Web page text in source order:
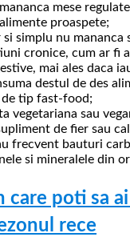
mese
proaspete;
simplu nu mananca
cronice, cum ar fi
mai ales daca
destul de des
de tip fast-food;
vegetariana sau
de fier sau
frecvent bauturi
si mineralele din
care poti sa
rece